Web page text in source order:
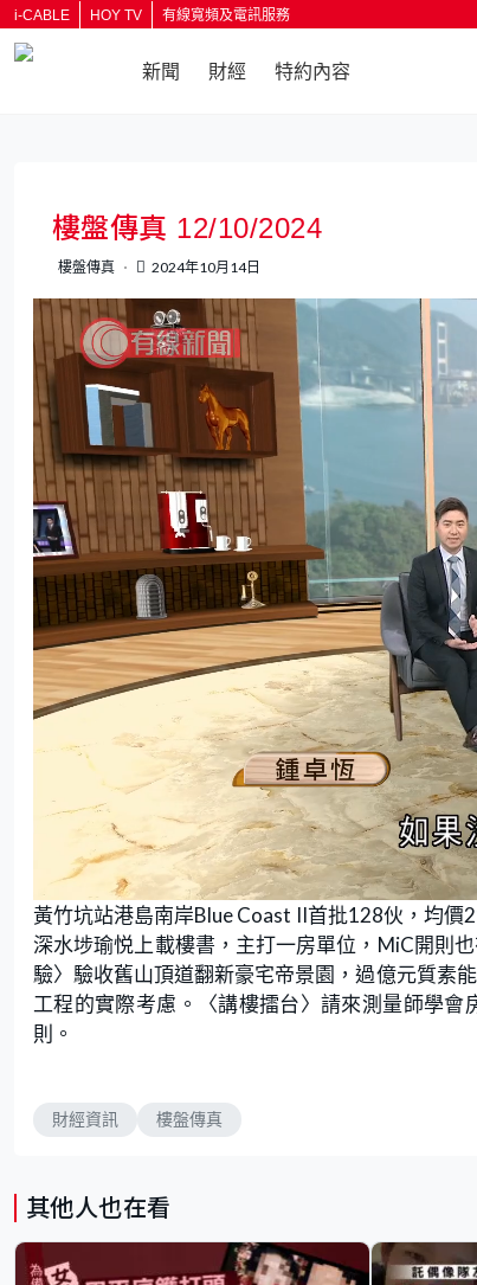
i-CABLE HOY TV 有線寬頻及電訊服務
新聞 財經 特約內容
樓盤傳真 12/10/2024
樓盤傳真 2024年10月14日
n
m
u
t
e
a
d
e
d
:
1
.
0
8
%
黃竹坑站港島南岸Blue Coast II首批128伙，均
深水埗瑜悦上載樓書，主打一房單位，MiC開則
驗〉驗收舊山頂道翻新豪宅帝景園，過億元質素
工程的實際考慮。〈講樓擂台〉請來測量師學
則。
財經資訊 樓盤傳真
其他人也在看